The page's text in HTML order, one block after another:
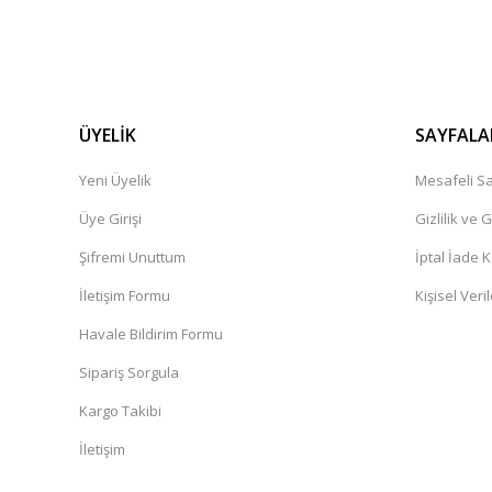
ÜYELİK
Yeni Üyelik
Üye Girişi
Şifremi Unuttum
İletişim Formu
Havale Bildirim Formu
Sipariş Sorgula
Kargo Takibi
İletişim
Mesafeli
Gizlilik ve
İptal İade
Kişisel